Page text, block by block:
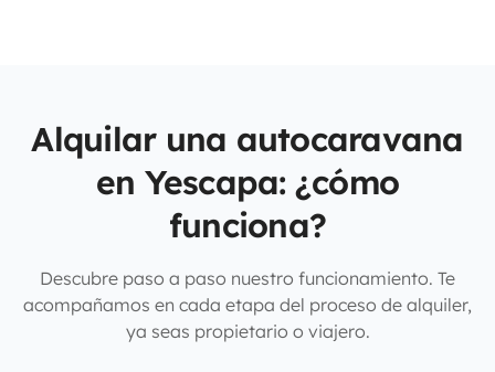
Alquilar una autocaravana
en Yescapa: ¿cómo
funciona?
Descubre paso a paso nuestro funcionamiento. Te
acompañamos en cada etapa del proceso de alquiler,
ya seas propietario o viajero.